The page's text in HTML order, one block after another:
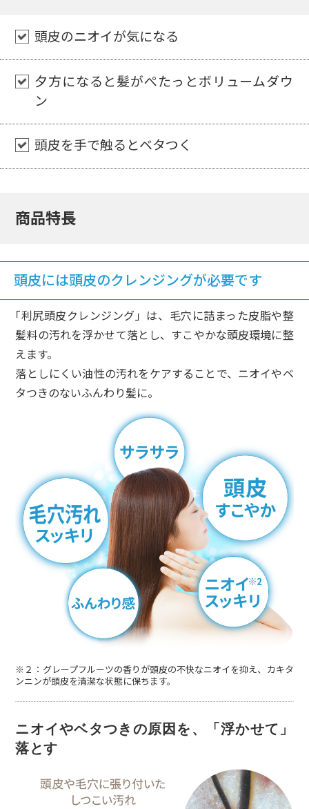
頭皮のニオイが気になる
夕方になると髪がぺたっとボリュームダウ
ン
頭皮を手で触るとベタつく
商品特長
頭皮には頭皮のクレンジングが必要です
「利尻頭皮クレンジング」は、毛穴に詰まった皮脂や整
髪料の汚れを浮かせて落とし、すこやかな頭皮環境に整
えます。
落としにくい油性の汚れをケアすることで、ニオイやベ
タつきのないふんわり髪に。
※２：グレープフルーツの香りが頭皮の不快なニオイを抑え、カキタ
ンニンが頭皮を清潔な状態に保ちます。
ニオイやベタつきの原因を、「浮かせて」
落とす